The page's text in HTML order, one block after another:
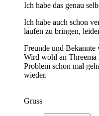
Ich habe das genau
Ich habe auch schon
laufen zu bringen,
Freunde und Bekannte
Wird wohl an Threema
Problem schon mal
wieder.
Gruss